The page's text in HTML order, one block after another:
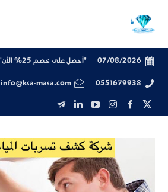
07/08/2026
"أحصل على خصم 25% الأن"
0551679938
info@ksa-masa.com